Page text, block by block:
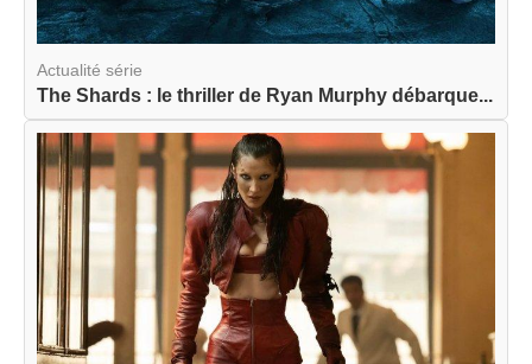
Actualité série
The Shards : le thriller de Ryan Murphy débarque...